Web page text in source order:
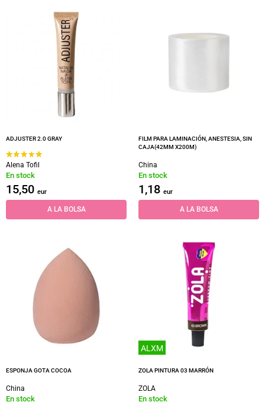
ADJUSTER 2.0 GRAY
Alena Tofil
En stock
15,50 eur
A LA BOLSA
FILM PARA LAMINACIÓN, ANESTESIA, SIN
CAJA(42MM X200M)
China
En stock
1,18 eur
A LA BOLSA
ESPONJA GOTA COCOA
China
En stock
ALXM
ZOLA PINTURA 03 MARRÓN
ZOLA
En stock